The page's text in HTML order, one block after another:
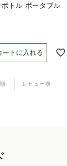
トル ポータブル
ートに入れる
レビュー順